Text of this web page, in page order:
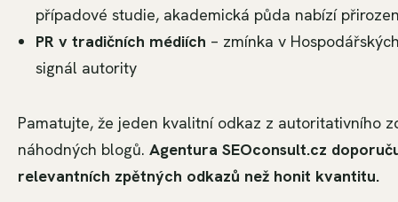
případové studie, akademická půda nabízí
PR v tradičních médiích – zmínka v
signál autority
Pamatujte, že jeden kvalitní odkaz z autoritativního
náhodných blogů. Agentura SEOconsult.cz
relevantních zpětných odkazů než honit kvantitu.